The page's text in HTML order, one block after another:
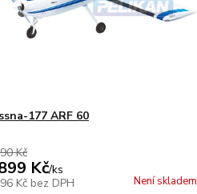
177 ARF 60
Kč
Kč/ks
Kč bez DPH Není skladem